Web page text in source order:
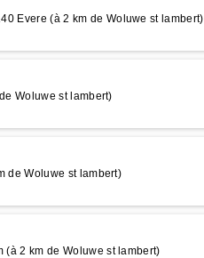
Evere (à 2 km de Woluwe st lambert)
Woluwe st lambert)
de Woluwe st lambert)
(à 2 km de Woluwe st lambert)